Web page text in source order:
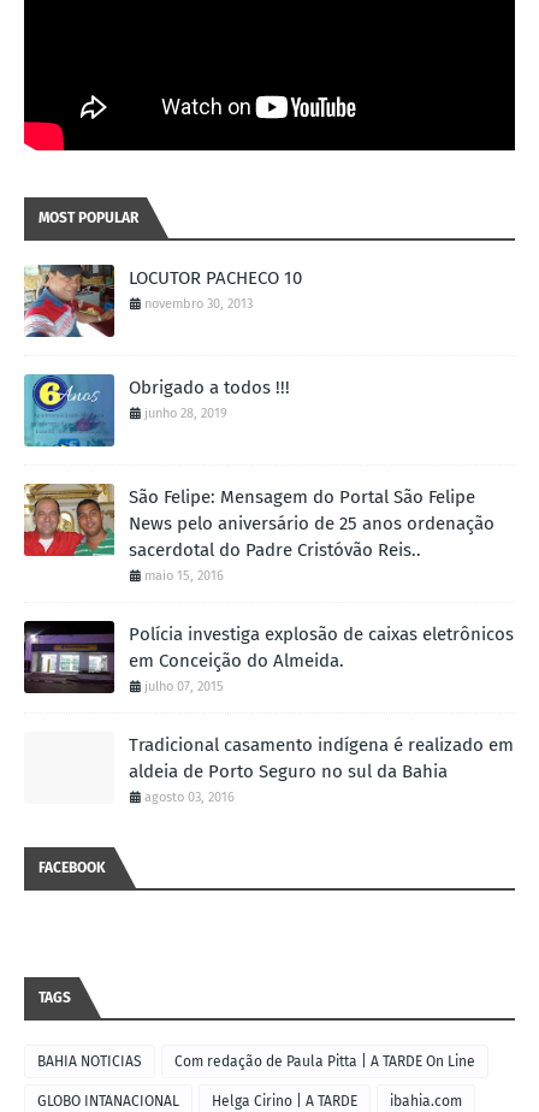
MOST POPULAR
LOCUTOR PACHECO 10
novembro 30, 2013
Obrigado a todos !!!
junho 28, 2019
São Felipe: Mensagem do Portal São Felipe
News pelo aniversário de 25 anos ordenação
sacerdotal do Padre Cristóvão Reis..
maio 15, 2016
Polícia investiga explosão de caixas eletrônicos
em Conceição do Almeida.
julho 07, 2015
Tradicional casamento indígena é realizado em
aldeia de Porto Seguro no sul da Bahia
agosto 03, 2016
FACEBOOK
TAGS
BAHIA NOTICIAS Com redação de Paula Pitta | A TARDE On Line
GLOBO INTANACIONAL Helga Cirino | A TARDE ibahia.com